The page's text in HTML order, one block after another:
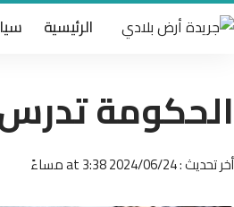
الرئيسية
الحكومة
أخر تحديث : 2024/06/24 at 3:38 مساءً